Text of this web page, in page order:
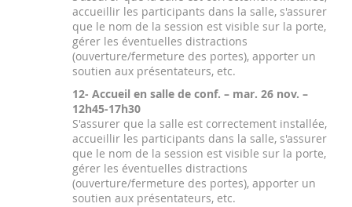
accueillir les participants dans la salle, s'assurer
que le nom de la session est visible sur la porte,
gérer les éventuelles distractions
(ouverture/fermeture des portes), apporter un
soutien aux présentateurs, etc.
12- Accueil en salle de conf. – mar. 26 nov. –
12h45-17h30
S'assurer que la salle est correctement installée,
accueillir les participants dans la salle, s'assurer
que le nom de la session est visible sur la porte,
gérer les éventuelles distractions
(ouverture/fermeture des portes), apporter un
soutien aux présentateurs, etc.